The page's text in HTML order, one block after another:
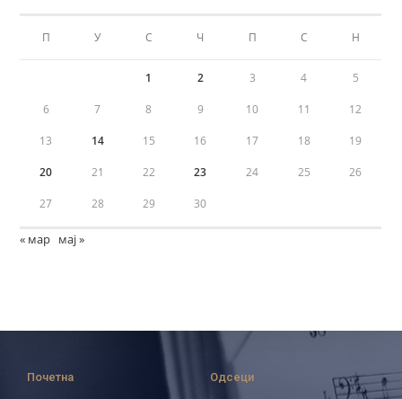
П У С Ч П С Н
1 2 3 4 5
6 7 8 9 10 11 12
13 14 15 16 17 18 19
20 21 22 23 24 25 26
27 28 29 30
« мар мај »
Почетна Одсеци